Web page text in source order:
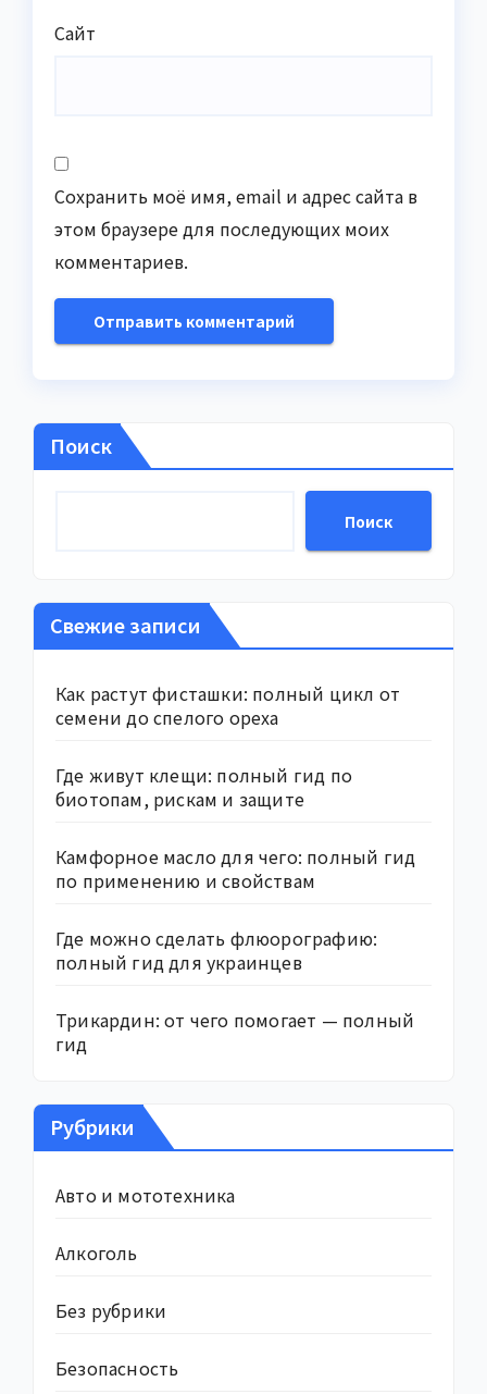
Сайт
Сохранить моё имя, email и адрес сайта в
этом браузере для последующих моих
комментариев.
Поиск
Поиск
Свежие записи
Как растут фисташки: полный цикл от
семени до спелого ореха
Где живут клещи: полный гид по
биотопам, рискам и защите
Камфорное масло для чего: полный гид
по применению и свойствам
Где можно сделать флюорографию:
полный гид для украинцев
Трикардин: от чего помогает — полный
гид
Рубрики
Авто и мототехника
Алкоголь
Без рубрики
Безопасность